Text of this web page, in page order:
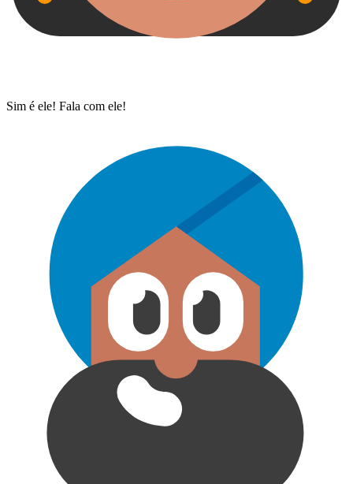
Sim é ele! Fala com ele!